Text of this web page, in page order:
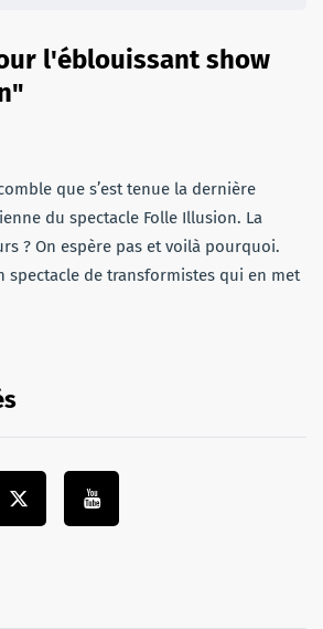
l'éblouissant show
que s’est tenue la dernière
du spectacle Folle Illusion. La
? On espère pas et voilà pourquoi.
spectacle de transformistes qui en met